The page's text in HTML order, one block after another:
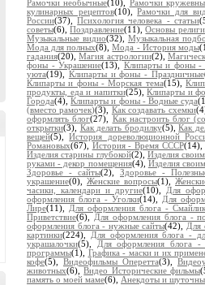
Рамочки необычные(10), Рамочки
кулинарных рецептов(10),Рамочки для
России(37),Психология человека - статьи
советы(6),Поздравление(11),Основы
Музыкальные видио(32), Музыкальная
Мода для полных(8),Мода - История моды
гадания(20),Магия астрологии(2),
фоны - Украшение(13), Клипарты и фоны -
уюта(19), Клипарты и фоны - Праздничные
Клипарты и фоны - Морская тема(15),
продукты, еда и напитки(25),Клипарты и
Города(4),Клипарты и фоны - Водные суда
(вместо рамочек)(3), Как создавать схемки
оформлять блог(27), Как настроить блог
открытки(3), Как делать бродилку(5),Как
вещей(5),История дореволюционной
Романовых(67), История - Время СССР(14),
Изделия старины глубокой(2), Изделия
руками - декор помещения(4), Изделия
Здоровье - сайты(2), Здоровье -
украшение(0), Женские вопросы(1),
часики, календари и другие(10), Для
оформления блога - Уголки(14), Для
Лире(11), Для оформления блога -
Приветствие(6), Для оформления блога -
оформления блога - нужные сайты(42), Для
картинки(224), Для оформления блога -
украшалочки(5), Для оформления блога
программы(1), Графика - маски и их
кофе(5), Видеофильмы Оперетта(3),
животных(6),Видео Исторические фильмы
память о моей маме(6), Анекдоты и